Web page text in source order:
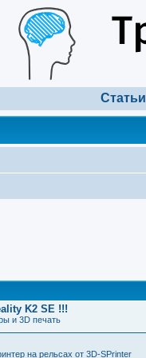
Статьи
K2 SE !!!
и 3D печать
на рельсах от 3D-SPrinter